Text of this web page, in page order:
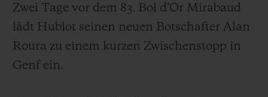
Zwei Tage vor dem 83. Bol d’Or Mirabaud
lädt Hublot seinen neuen Botschafter Alan
Roura zu einem kurzen Zwischenstopp in
Genf ein.
VORAUSSICHTLICHE LIEFERZEIT
KOSTENLOSE LIEFERUNG & RÜCKSENDUNGEN